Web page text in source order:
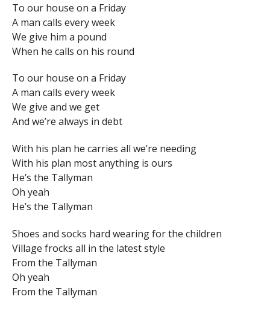
To our house on a Friday
A man calls every week
We give him a pound
When he calls on his round
To our house on a Friday
A man calls every week
We give and we get
And we’re always in debt
With his plan he carries all we’re needing
With his plan most anything is ours
He’s the Tallyman
Oh yeah
He’s the Tallyman
Shoes and socks hard wearing for the children
Village frocks all in the latest style
From the Tallyman
Oh yeah
From the Tallyman